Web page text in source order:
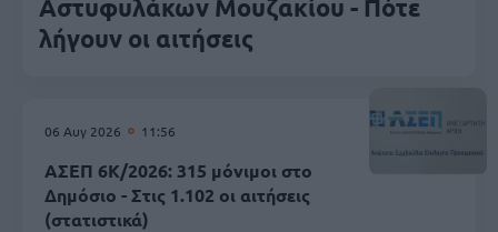
Αστυφυλάκων Mουζακίου - Πότε
λήγουν οι αιτήσεις
06 Αυγ 2026 11:56
ΑΣΕΠ 6Κ/2026: 315 μόνιμοι στο
Δημόσιο - Στις 1.102 οι αιτήσεις
(στατιστικά)